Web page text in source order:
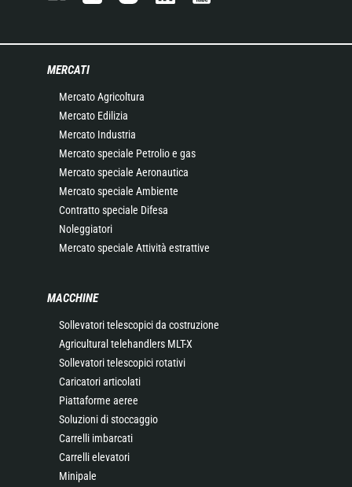
MERCATI
Mercato Agricoltura
Mercato Edilizia
Mercato Industria
Mercato speciale Petrolio e gas
Mercato speciale Aeronautica
Mercato speciale Ambiente
Contratto speciale Difesa
Noleggiatori
Mercato speciale Attività estrattive
MACCHINE
Sollevatori telescopici da costruzione
Agricultural telehandlers MLT-X
Sollevatori telescopici rotativi
Caricatori articolati
Piattaforme aeree
Soluzioni di stoccaggio
Carrelli imbarcati
Carrelli elevatori
Minipale